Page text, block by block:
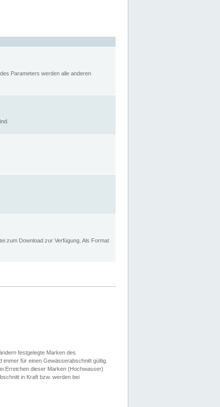
Parameters werden alle anderen
zum Download zur Verfügung. Als Format
festgelegte Marken des
für einen Gewässerabschnitt gültig.
Erreichen dieser Marken (Hochwasser)
in Kraft bzw. werden bei